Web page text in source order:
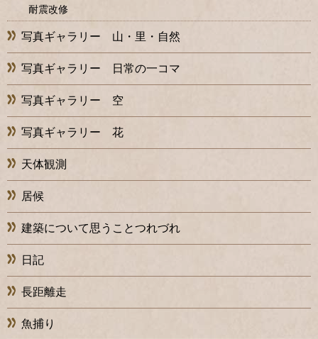
耐震改修
写真ギャラリー 山・里・自然
写真ギャラリー 日常の一コマ
写真ギャラリー 空
写真ギャラリー 花
天体観測
居候
建築について思うことつれづれ
日記
長距離走
魚捕り